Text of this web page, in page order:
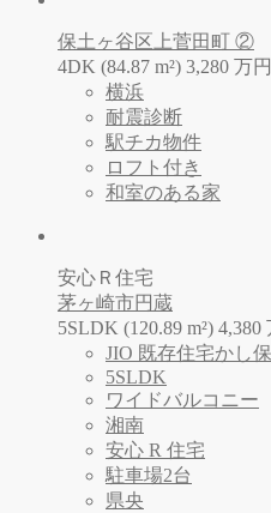
保土ヶ谷区上菅田町 ②
4DK (84.87 m²) 3,280 万円
横浜
耐震診断
駅チカ物件
ロフト付き
和室のある家
安心Ｒ住宅
茅ヶ崎市円蔵
5SLDK (120.89 m²) 4,380
JIO 既存住宅かし
5SLDK
ワイドバルコニー
湘南
安心 R 住宅
駐車場2台
県央